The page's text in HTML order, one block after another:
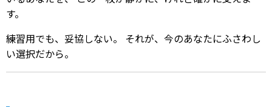
す。
練習用でも、妥協しない。 それが、今のあなたにふさわし
い選択だから。